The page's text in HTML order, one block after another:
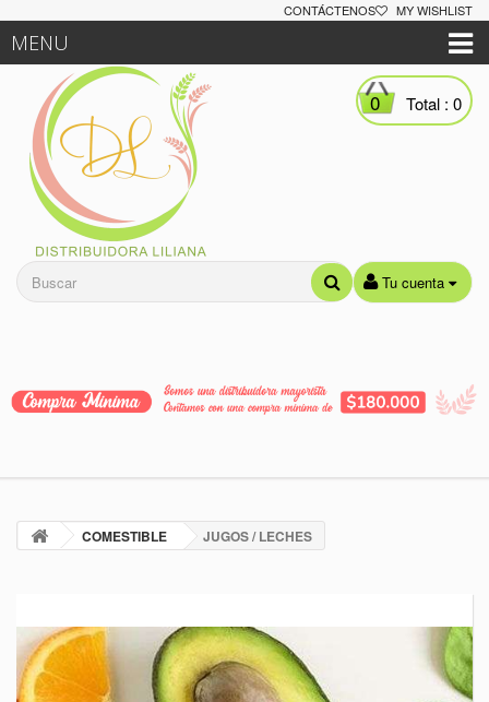
CONTÁCTENOS MY WISHLIST
Tu cuenta
MENU
0 Total : 0
COMESTIBLE JUGOS / LECHES